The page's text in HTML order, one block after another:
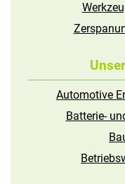
Automotive
Batterie-